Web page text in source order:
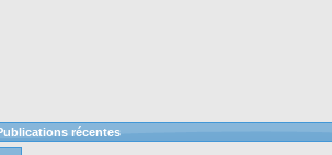
récentes